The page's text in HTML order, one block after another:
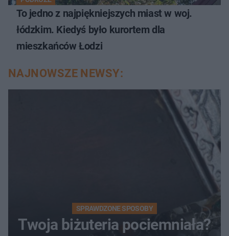
To jedno z najpiękniejszych miast w woj.
łódzkim. Kiedyś było kurortem dla
mieszkańców Łodzi
NAJNOWSZE NEWSY:
SPRAWDZONE SPOSOBY
Twoja biżuteria pociemniała?